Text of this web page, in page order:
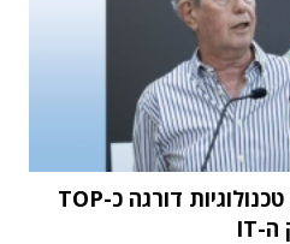
מחקר STKI השנתי: וואן טכנולוגיות דורגה כ-TOP